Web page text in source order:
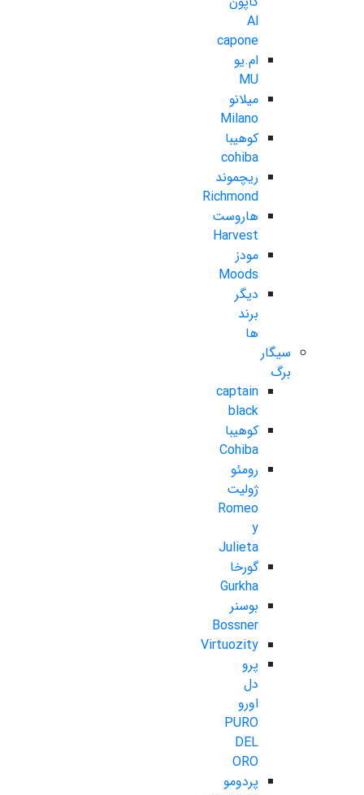
Al
capone
ام.یو
MU
میلانو
Milano
کوهیبا
cohiba
ریچموند
Richmond
هاروست
Harvest
مودز
Moods
دیگر
برند
ها
سیگار
برگ
captain
black
کوهیبا
Cohiba
رومئو
ژولیت
Romeo
y
Julieta
گورخا
Gurkha
بوسنر
Bossner
Virtuozity
پرو
دل
اورو
PURO
DEL
ORO
پردومو